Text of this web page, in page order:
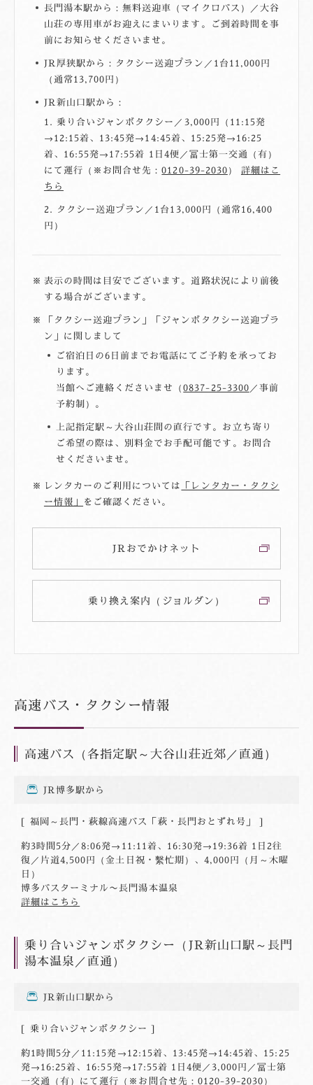
乗り換え案内（ジョルダン）
JRおでかけネット
乗り換え案内（ジョルダン）
長門湯本駅から：無料送迎車（マイクロバス）／大谷
山荘の専用車がお迎えにまいります。ご到着時間を事
前にお知らせくださいませ。
JR厚狭駅から：タクシー送迎プラン／1台11,000円
（通常13,700円）
JR新山口駅から：
乗り合いジャンボタクシー／3,000円（11:15発
→12:15着、13:45発→14:45着、15:25発→16:25
着、16:55発→17:55着 1日4便／冨士第一交通（有）
にて運行（
お問合せ先：0120-39-2030） 詳細はこ
ちら
タクシー送迎プラン／1台13,000円（通常16,400
円）
表示の時間は目安でございます。道路状況により前後
する場合がございます。
「タクシー送迎プラン」「ジャンボタクシー送迎プラ
ン」に関しまして
ご宿泊日の6日前までお電話にてご予約を承ってお
ります。
当館へご連絡くださいませ（0837-25-3300／事前
予約制）。
上記指定駅～大谷山荘間の直行です。お立ち寄り
ご希望の際は、別料金でお手配可能です。お問合
せくださいませ。
レンタカーのご利用については 「レンタカー・タクシ
ー情報」 をご確認ください。
JRおでかけネット
乗り換え案内（ジョルダン）
高速バス・タクシー情報
高速バス（各指定駅～大谷山荘近郊／直通）
JR博多駅から
福岡～長門・萩線高速バス「萩・長門おとずれ号」
約3時間5分／8:06発→11:11着、16:30発→19:36着 1日2往
復／片道4,500円（金土日祝・繫忙期）、4,000円（月～木曜
日）
博多バスターミナル〜長門湯本温泉
詳細はこちら
乗り合いジャンボタクシー（JR新山口駅～長門
湯本温泉／直通）
JR新山口駅から
乗り合いジャンボタクシー
約1時間5分／11:15発→12:15着、13:45発→14:45着、15:25
発→16:25着、16:55発→17:55着 1日4便／3,000円／冨士第
一交通（有）にて運行（※お問合せ先： 0120-39-2030）